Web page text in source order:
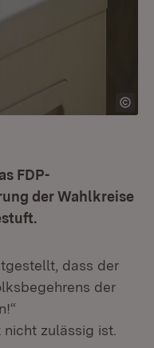
FDP-
der Wahlkreise
dass der
der
zulässig ist.